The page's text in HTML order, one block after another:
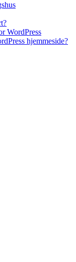
WordPress
hjemmeside?